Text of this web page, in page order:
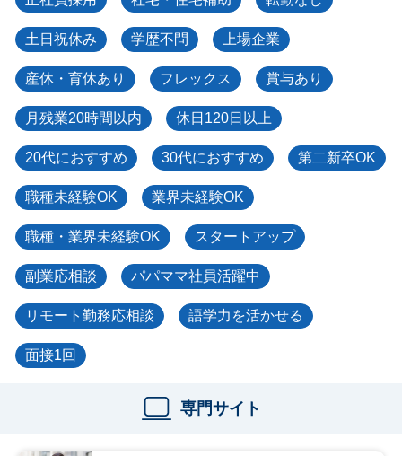
土日祝休み 学歴不問 上場企業
産休・育休あり フレックス 賞与あり
月残業20時間以内 休日120日以上
20代におすすめ 30代におすすめ 第二新卒OK
職種未経験OK 業界未経験OK
職種・業界未経験OK スタートアップ
副業応相談 パパママ社員活躍中
リモート勤務応相談 語学力を活かせる
面接1回
専門サイト